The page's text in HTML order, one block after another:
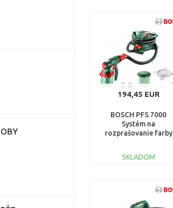
Porovnať
194,45 EUR
BOSCH PFS 7000
Systém na
rozprašovanie farby
SKLADOM